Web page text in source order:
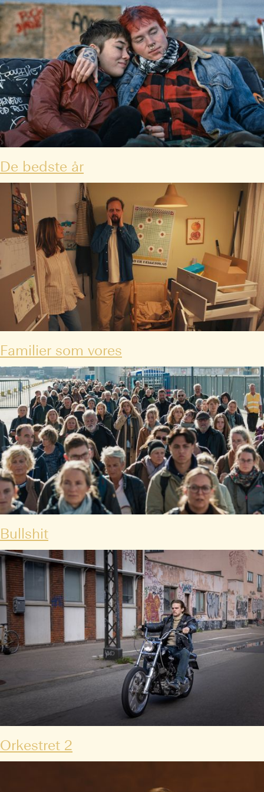
De bedste år
Familier som vores
Bullshit
Orkestret 2